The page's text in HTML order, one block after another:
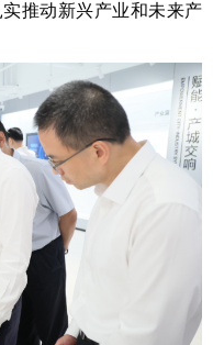
推动新兴产业和未来产